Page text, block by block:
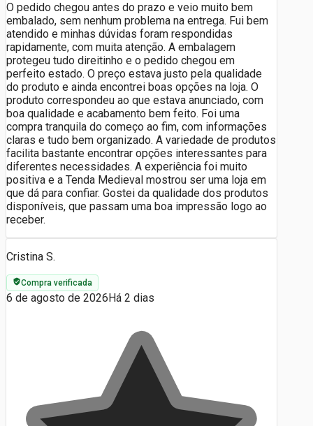
O pedido chegou antes do prazo e veio muito bem
embalado, sem nenhum problema na entrega. Fui bem
atendido e minhas dúvidas foram respondidas
rapidamente, com muita atenção. A embalagem
protegeu tudo direitinho e o pedido chegou em
perfeito estado. O preço estava justo pela qualidade
do produto e ainda encontrei boas opções na loja. O
produto correspondeu ao que estava anunciado, com
boa qualidade e acabamento bem feito. Foi uma
compra tranquila do começo ao fim, com informações
claras e tudo bem organizado. A variedade de produtos
facilita bastante encontrar opções interessantes para
diferentes necessidades. A experiência foi muito
positiva e a Tenda Medieval mostrou ser uma loja em
que dá para confiar. Gostei da qualidade dos produtos
disponíveis, que passam uma boa impressão logo ao
receber.
Cristina S.
Compra verificada
6 de agosto de 2026 Há 2 dias